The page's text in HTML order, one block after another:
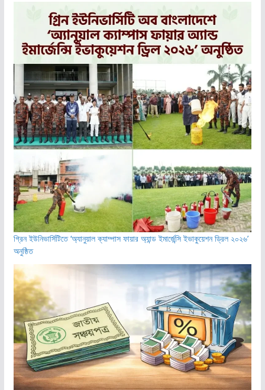
গ্রিন ইউনিভার্সিটিতে ‘অ্যানুয়াল ক্যাম্পাস ফায়ার অ্যান্ড ইমার্জেন্সি ইভাকুয়েশন ড্রিল ২০২৬’
অনুষ্ঠিত